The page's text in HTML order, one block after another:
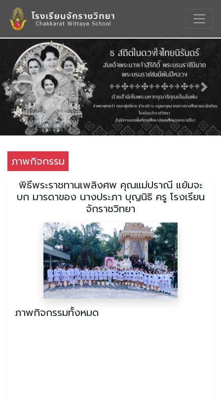
Previous Next
ภาพกิจกรรม
พิธีพระราชทานเพลิงศพ คุณแม่ปราณี แย้มจะ
บก มารดาของ นางประภา บุญนิธิ ครู โรงเรียน
จักราชวิทยา
ภาพกิจกรรมทั้งหมด